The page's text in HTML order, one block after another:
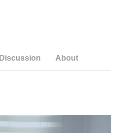
Discussion About